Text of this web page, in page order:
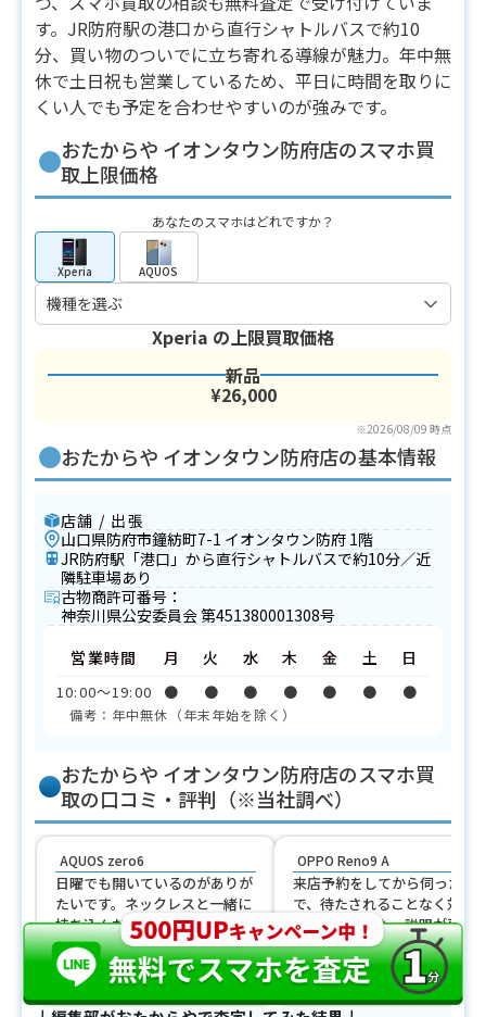
す。JR防府駅の港口から直行シャトルバスで約10
分、買い物のついでに立ち寄れる導線が魅力。年中無
休で土日祝も営業しているため、平日に時間を取りに
くい人でも予定を合わせやすいのが強みです。
おたからや イオンタウン防府店のスマホ買
取上限価格
あなたのスマホはどれですか？
Xperia AQUOS
Xperia の上限買取価格
新品
¥26,000
※2026/08/09 時点
おたからや イオンタウン防府店の基本情報
店舗 / 出張
山口県防府市鐘紡町7-1 イオンタウン防府 1階
JR防府駅「港口」から直行シャトルバスで約10分／近
隣駐車場あり
古物商許可番号：
神奈川県公安委員会 第451380001308号
営業時間
10:00〜19:00
月
●
火
●
水
●
木
●
金
●
土
●
日
●
備考：年中無休（年末年始を除く）
おたからや イオンタウン防府店のスマホ買
取の口コミ・評判（※当社調べ）
AQUOS zero6
日曜でも開いているのがありが
たいです。ネックレスと一緒に
持ち込んだのですが、どちらも
嫌な顔ひとつせず見てくれまし
た。
33歳
OPPO Reno9 A
来店予約をしてから伺ったの
で、待たされることなく対応
てもらえました。説明が落ち
いていて、金額の根拠まで丁
に話してくれた印象です。
61歳 男